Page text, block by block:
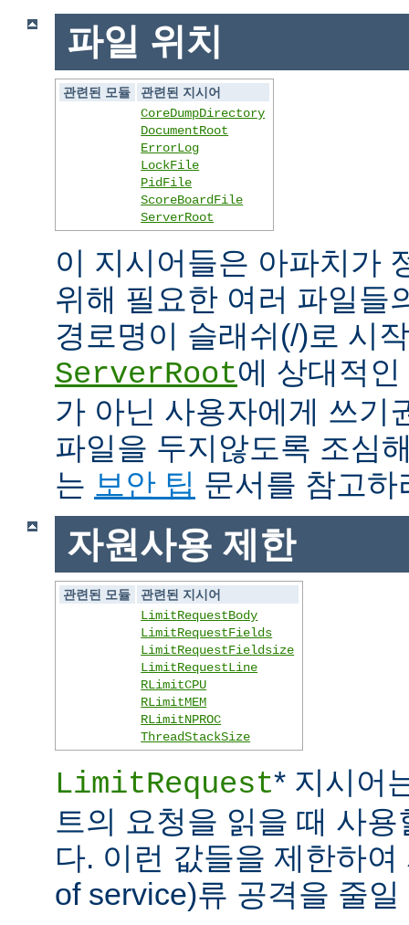
파일 위치
관련된 모듈
관련된 지시어
CoreDumpDirectory
DocumentRoot
ErrorLog
LockFile
PidFile
ScoreBoardFile
ServerRoot
이 지시어들은 아파치가
위해 필요한 여러 파일들
경로명이 슬래쉬(/)로 시
ServerRoot에 상대적
가 아닌 사용자에게 쓰기
파일을 두지않도록 조심
는 보안 팁 문서를 참고하
자원사용 제한
관련된 모듈
관련된 지시어
LimitRequestBody
LimitRequestFields
LimitRequestFieldsize
LimitRequestLine
RLimitCPU
RLimitMEM
RLimitNPROC
ThreadStackSize
LimitRequest* 지시어
트의 요청을 읽을 때 사
다. 이런 값들을 제한하
of service)류 공격을 줄일